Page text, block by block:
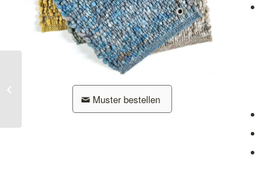
Muster bestellen
Africa Luxor